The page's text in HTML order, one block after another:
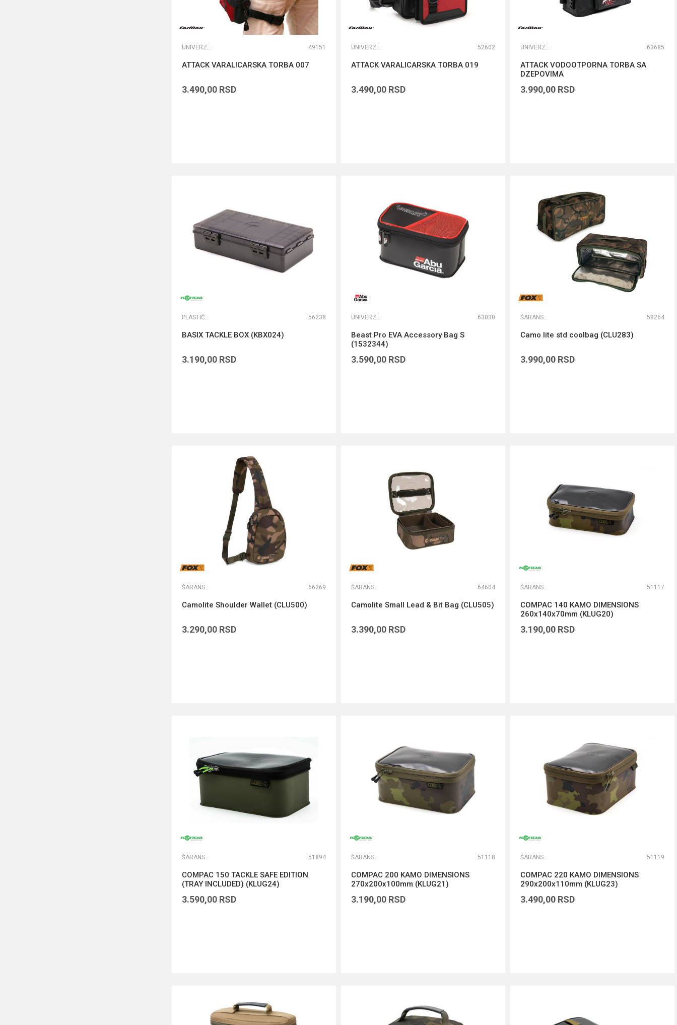
UNIVERZALNE TORBE 49151
ATTACK VARALICARSKA TORBA 007
3.490,00 RSD
UNIVERZALNE TORBE 52602
ATTACK VARALICARSKA TORBA 019
3.490,00 RSD
UNIVERZALNE TORBE 63685
ATTACK VODOOTPORNA TORBA SA
DZEPOVIMA
3.990,00 RSD
PLASTIČNE KUTIJE 56238
BASIX TACKLE BOX (KBX024)
3.190,00 RSD
UNIVERZALNE TORBE 63030
Beast Pro EVA Accessory Bag S
(1532344)
3.590,00 RSD
ŠARANSKE TORBE 58264
Camo lite std coolbag (CLU283)
3.990,00 RSD
ŠARANSKE TORBE 66269
Camolite Shoulder Wallet (CLU500)
3.290,00 RSD
ŠARANSKE TORBE 64604
Camolite Small Lead & Bit Bag (CLU505)
3.390,00 RSD
ŠARANSKE TORBE 51117
COMPAC 140 KAMO DIMENSIONS
260x140x70mm (KLUG20)
3.190,00 RSD
ŠARANSKE TORBE 51894
COMPAC 150 TACKLE SAFE EDITION
(TRAY INCLUDED) (KLUG24)
3.590,00 RSD
ŠARANSKE TORBE 51118
COMPAC 200 KAMO DIMENSIONS
270x200x100mm (KLUG21)
3.190,00 RSD
ŠARANSKE TORBE 51119
COMPAC 220 KAMO DIMENSIONS
290x200x110mm (KLUG23)
3.490,00 RSD